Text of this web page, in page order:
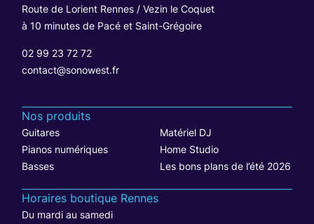
Route de Lorient Rennes / Vezin le Coquet
à 10 minutes de Pacé et Saint-Grégoire
02 99 23 72 72
contact@sonowest.fr
Nos produits
Guitares
Matériel DJ
Pianos numériques
Home Studio
Basses
Les bons plans de l’été 2026
Horaires boutique Rennes
Du mardi au samedi